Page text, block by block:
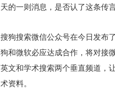
天的一则消息，是否认了这条传
搜狗搜索微信公众号在今日发布
狗和微软必应达成合作，将对接
英文和学术搜索两个垂直频道，
术资料。